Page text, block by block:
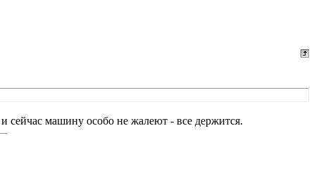
сейчас машину особо не жалеют - все держится.